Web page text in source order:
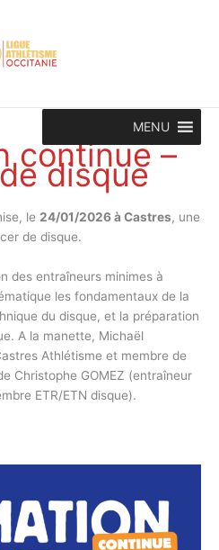
MENU
continue –
disque
le 24/01/2026 à Castres, une
de disque.
des entraîneurs minimes à
les fondamentaux de la
du disque, et la préparation
A la manette, Michaël
Athlétisme et membre de
Christophe GOMEZ (entraîneur
ETR/ETN disque).